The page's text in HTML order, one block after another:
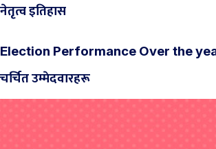
नेतृत्व इतिहास
Election Performance Over the
चर्चित उम्मेदवारहरू